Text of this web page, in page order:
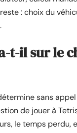
: choix du
.
t-il sur le
sans
de jouer à
le temps perdu,